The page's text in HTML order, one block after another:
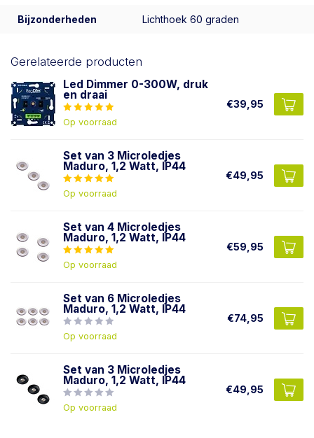
Bijzonderheden Lichthoek 60 graden
Gerelateerde producten
Led Dimmer 0-300W, druk
en draai
Op voorraad
€39,95
Set van 3 Microledjes
Maduro, 1,2 Watt, IP44
Op voorraad
€49,95
Set van 4 Microledjes
Maduro, 1,2 Watt, IP44
Op voorraad
€59,95
Set van 6 Microledjes
Maduro, 1,2 Watt, IP44
Op voorraad
€74,95
Set van 3 Microledjes
Maduro, 1,2 Watt, IP44
Op voorraad
€49,95